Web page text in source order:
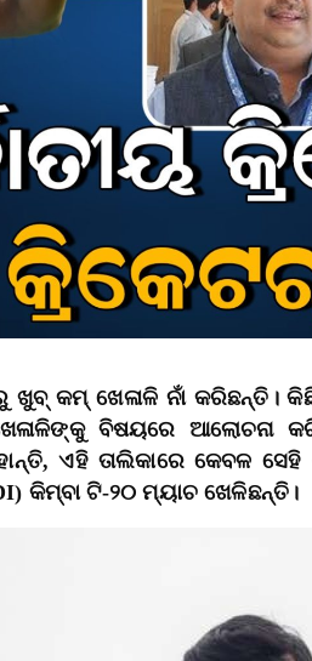
ଖୁବ୍‌ କମ୍‌ ଖେଳାଳି ନାଁ କରିଛନ୍ତି।
ବିଷୟରେ ଆଲୋଚନା
ଏହି ତାଲିକାରେ କେବଳ
କିମ୍ବା ଟି-୨୦ ମ୍ୟାଚ ଖେଳିଛନ୍ତି।